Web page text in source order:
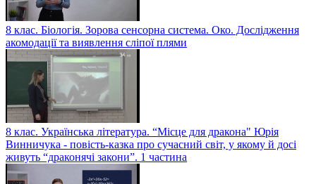
8 клас. Біологія. Зорова сенсорна система. Око. Дослідження
акомодації та виявлення сліпої плями
8 клас. Українська література. “Місце для дракона" Юрія
Винничука - повість-казка про сучасний світ, у якому й досі
живуть “драконячі закони”. 1 частина